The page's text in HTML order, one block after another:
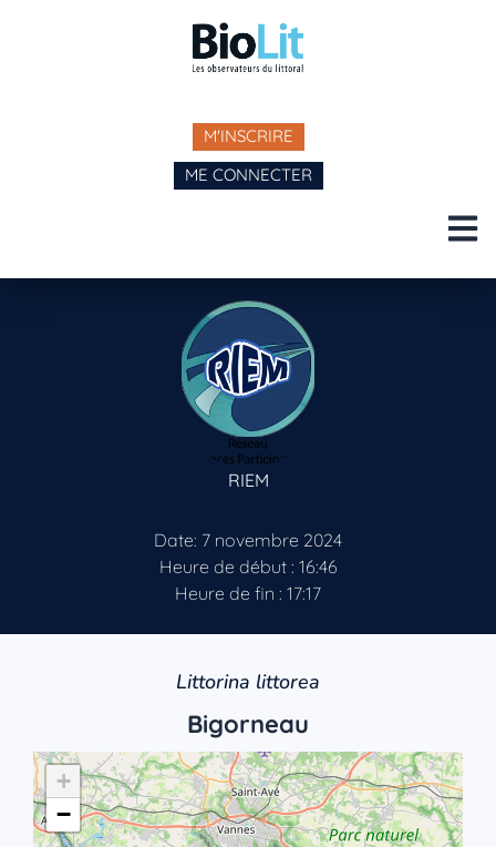
M'INSCRIRE
ME CONNECTER
RIEM
Date: 7 novembre 2024
Heure de début : 16:46
Heure de fin : 17:17
Littorina littorea
Bigorneau
+
−